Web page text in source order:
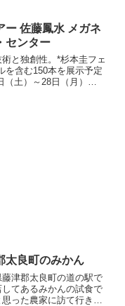
体にむち...
ー 佐藤鳳水 メガネ
センター
と独創性。*杉本圭フェ
を含む150本を展示予定
（土）～28日（月）
太良町のみかん
津郡太良町の道の駅で
てあるみかんの試食で
った農家に訪て行きみ